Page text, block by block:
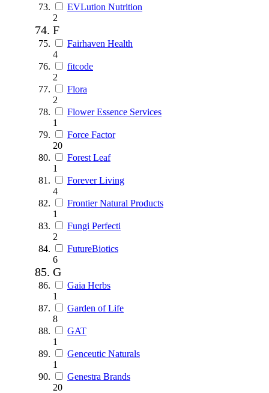
EVLution Nutrition
2
F
Fairhaven Health
4
fitcode
2
Flora
2
Flower Essence Services
1
Force Factor
20
Forest Leaf
1
Forever Living
4
Frontier Natural Products
1
Fungi Perfecti
2
FutureBiotics
6
G
Gaia Herbs
1
Garden of Life
8
GAT
1
Genceutic Naturals
1
Genestra Brands
20